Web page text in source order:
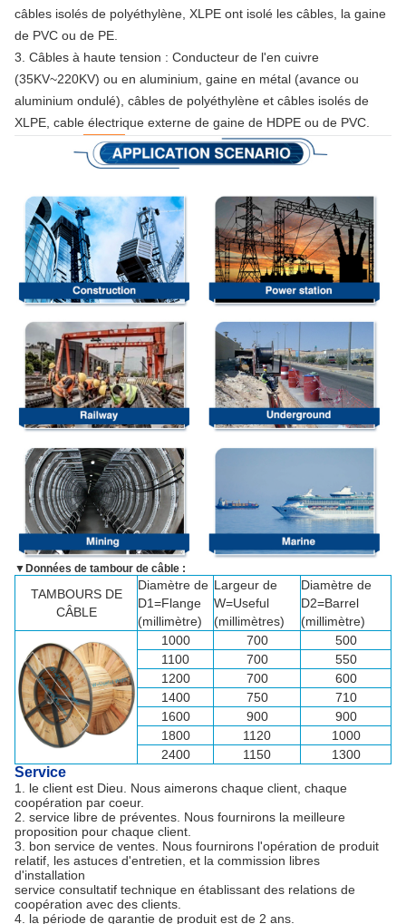
câbles isolés de polyéthylène, XLPE ont isolé les câbles, la gaine
de PVC ou de PE.
3. Câbles à haute tension : Conducteur de l'en cuivre
(35KV~220KV) ou en aluminium, gaine en métal (avance ou
aluminium ondulé), câbles de polyéthylène et câbles isolés de
XLPE, cable électrique externe de gaine de HDPE ou de PVC.
▼Données de tambour de câble :
TAMBOURS DE
CÂBLE
Diamètre de
D1=Flange
(millimètre)
Largeur de
W=Useful
(millimètres)
Diamètre de
D2=Barrel
(millimètre)
1000
700
500
1100
700
550
1200
700
600
1400
750
710
1600
900
900
1800
1120
1000
2400
1150 1300
Service
1. le client est Dieu. Nous aimerons chaque client, chaque
coopération par coeur.
2. service libre de préventes. Nous fournirons la meilleure
proposition pour chaque client.
3. bon service de ventes. Nous fournirons l'opération de produit
relatif, les astuces d'entretien, et la commission libres
d'installation
service consultatif technique en établissant des relations de
coopération avec des clients.
4. la période de garantie de produit est de 2 ans.